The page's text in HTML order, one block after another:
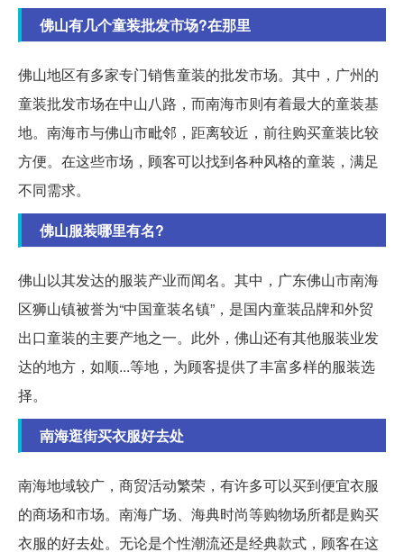
佛山有几个童装批发市场?在那里
佛山地区有多家专门销售童装的批发市场。其中，广州的
童装批发市场在中山八路，而南海市则有着最大的童装基
地。南海市与佛山市毗邻，距离较近，前往购买童装比较
方便。在这些市场，顾客可以找到各种风格的童装，满足
不同需求。
佛山服装哪里有名?
佛山以其发达的服装产业而闻名。其中，广东佛山市南海
区狮山镇被誉为“中国童装名镇”，是国内童装品牌和外贸
出口童装的主要产地之一。此外，佛山还有其他服装业发
达的地方，如顺...等地，为顾客提供了丰富多样的服装选
择。
南海逛街买衣服好去处
南海地域较广，商贸活动繁荣，有许多可以买到便宜衣服
的商场和市场。南海广场、海典时尚等购物场所都是购买
衣服的好去处。无论是个性潮流还是经典款式，顾客在这